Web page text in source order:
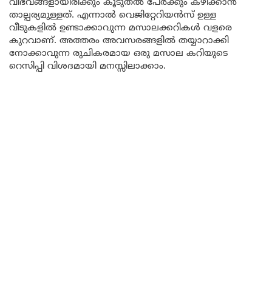
വിഭവങ്ങളായിരിക്കും കൂടുതൽ പേർക്കും കഴിക്കാൻ
താല്പര്യമുള്ളത്. എന്നാൽ വെജിറ്റേറിയൻസ് ഉള്ള
വീടുകളിൽ ഉണ്ടാക്കാവുന്ന മസാലക്കറികൾ വളരെ
കുറവാണ്. അത്തരം അവസരങ്ങളിൽ തയ്യാറാക്കി
നോക്കാവുന്ന രുചികരമായ ഒരു മസാല കറിയുടെ
റെസിപ്പി വിശദമായി മനസ്സിലാക്കാം.